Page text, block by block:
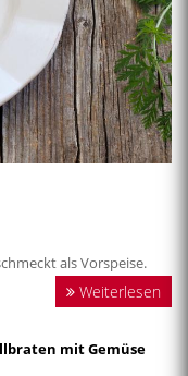
als Vorspeise.
Weiterlesen
mit Gemüse